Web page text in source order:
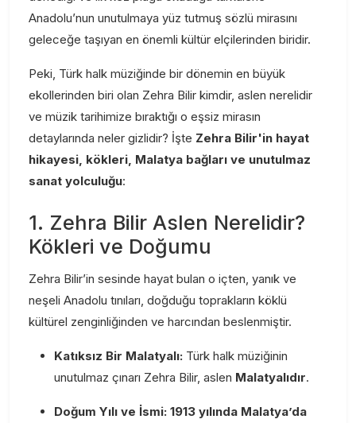
Anadolu’nun unutulmaya yüz tutmuş sözlü mirasını
geleceğe taşıyan en önemli kültür elçilerinden biridir.
Peki, Türk halk müziğinde bir dönemin en büyük
ekollerinden biri olan Zehra Bilir kimdir, aslen nerelidir
ve müzik tarihimize bıraktığı o eşsiz mirasın
detaylarında neler gizlidir? İşte Zehra Bilir'in hayat
hikayesi, kökleri, Malatya bağları ve unutulmaz
sanat yolculuğu:
1. Zehra Bilir Aslen Nerelidir?
Kökleri ve Doğumu
Zehra Bilir’in sesinde hayat bulan o içten, yanık ve
neşeli Anadolu tınıları, doğduğu toprakların köklü
kültürel zenginliğinden ve harcından beslenmiştir.
Katıksız Bir Malatyalı: Türk halk müziğinin
unutulmaz çınarı Zehra Bilir, aslen Malatyalıdır.
Doğum Yılı ve İsmi: 1913 yılında Malatya’da